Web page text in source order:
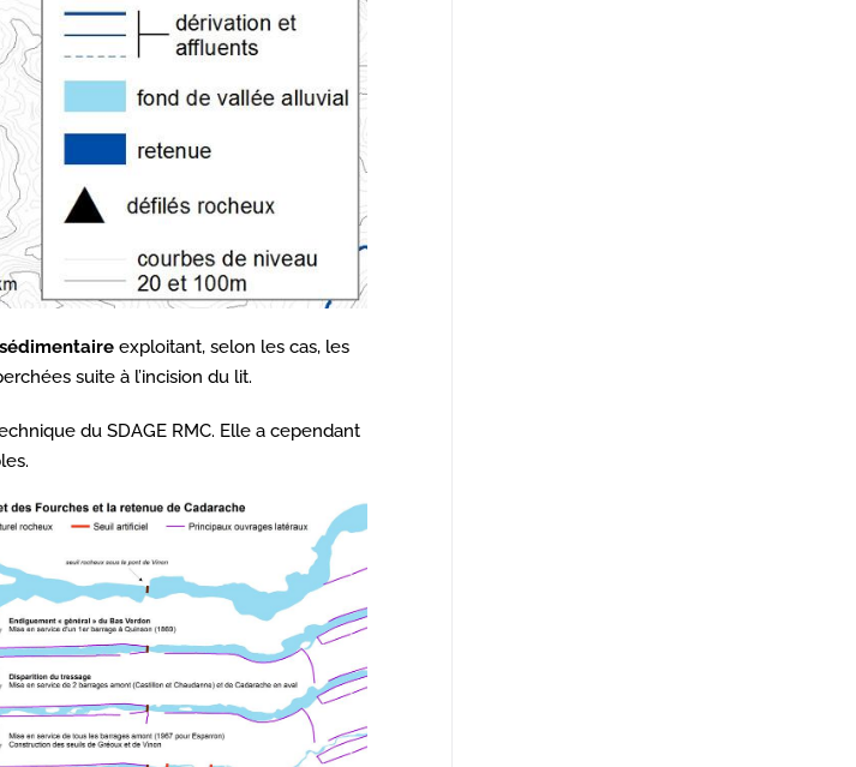
exploitant, selon les cas, les
suite à l’incision du lit.
du SDAGE RMC. Elle a cependant